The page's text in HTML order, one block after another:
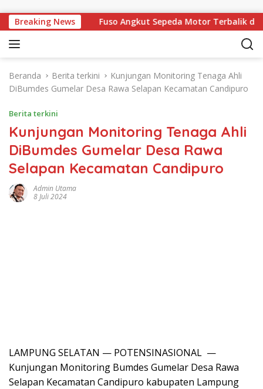
Breaking News
JATMAN Fuso Angkut Sepeda Motor Terbalik di
Beranda Berita terkini
Kunjungan Monitoring Tenaga Ahli
DiBumdes Gumelar Desa Rawa Selapan Kecamatan Candipuro
Berita terkini
Kunjungan Monitoring Tenaga Ahli
DiBumdes Gumelar Desa Rawa
Selapan Kecamatan Candipuro
Admin Utama
8 Juli 2024
LAMPUNG SELATAN — POTENSINASIONAL —
Kunjungan Monitoring Bumdes Gumelar Desa Rawa
Selapan Kecamatan Candipuro kabupaten Lampung